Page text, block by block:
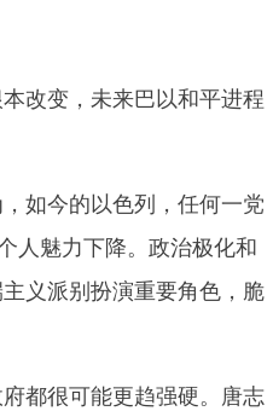
改变，未来巴以和平进程
如今的以色列，任何一党
人魅力下降。政治极化和
义派别扮演重要角色，脆
都很可能更趋强硬。唐志